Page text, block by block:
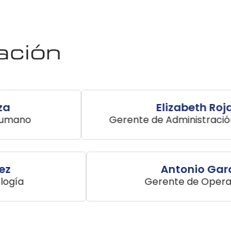
Elizabeth
Gerente de
Antonio
Gerente de